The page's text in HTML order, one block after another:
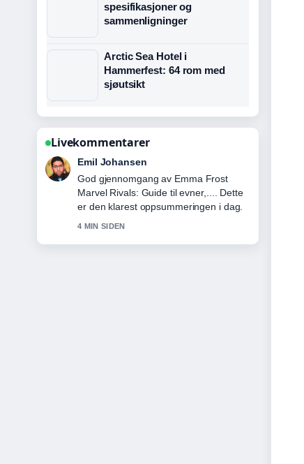
spesifikasjoner og
sammenligninger
Arctic Sea Hotel i
Hammerfest: 64 rom med
sjøutsikt
Livekommentarer
Andreas Dahl
Folgjer Cengiz Al Skal vi danse: vinner,
kontrovers... tett – setter pris pa den
balanserte tonen her.
6 MIN SIDEN